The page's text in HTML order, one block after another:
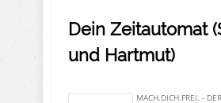
Dein Zeitautomat
und Hartmut)